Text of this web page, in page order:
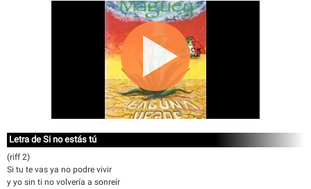
Letra de Si no estás tú
(riff 2)
Si tu te vas ya no podre vivir
y yo sin ti no volvería a sonreír